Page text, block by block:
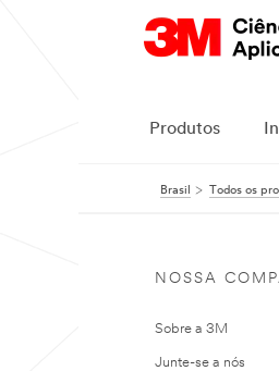
Produtos
Brasil Todos os
NOSSA
Sobre a 3M
Junte-se a nós